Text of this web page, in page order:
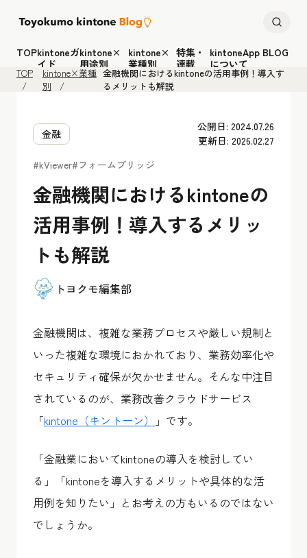
TOPkintoneガ
イド
kintone×
用途別
kintone×
業種別
特集・
連載
kintoneApp BLOG
について
TOP
kintone×業種
別
金融機関におけるkintoneの活用事例！導入す
るメリットも解説
金融
公開日: 2024.07.26
更新日: 2026.02.27
#kViewer#フォームブリッジ
金融機関におけるkintoneの
活用事例！導入するメリッ
トも解説
トヨクモ編集部
金融機関は、複雑な業務プロセスや厳しい規制と
いった複雑な環境におかれており、業務効率化や
セキュリティ確保が欠かせません。そんな中注目
されているのが、業務改善クラウドサービス
「kintone（キントーン） 」です。
「金融業においてkintoneの導入を検討してい
る」「kintoneを導入するメリットや具体的な活
用例を知りたい」とお考えの方もいるのではない
でしょうか。